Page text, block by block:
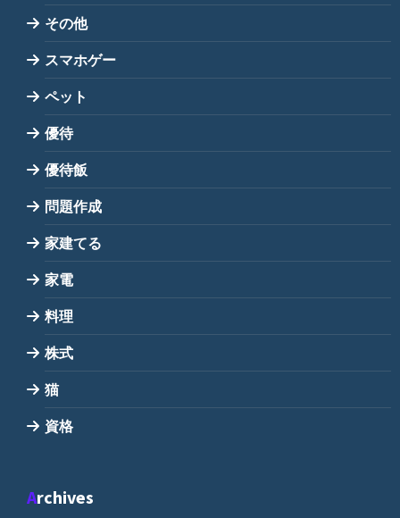
その他
スマホゲー
ペット
優待
優待飯
問題作成
家建てる
家電
料理
株式
猫
資格
Archives